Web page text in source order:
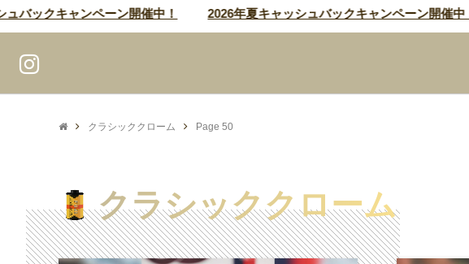
キャンペーン開催中！ 2026年夏キャッシュバックキャンペーン開催中！
クラシッククローム Page 50
クラシッククローム